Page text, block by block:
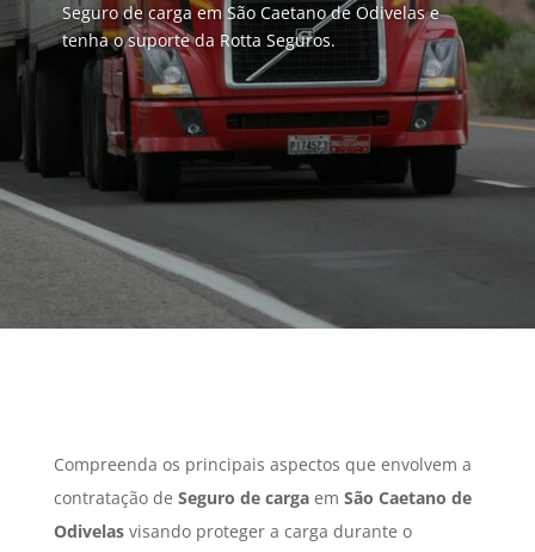
Seguro de carga em São Caetano de Odivelas e
tenha o suporte da Rotta Seguros.
Compreenda os principais aspectos que envolvem a
contratação de Seguro de cargaem São Caetano de
Odivelasvisando proteger a carga durante o